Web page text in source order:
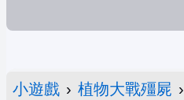
小遊戲 › 植物大戰殭屍 ›